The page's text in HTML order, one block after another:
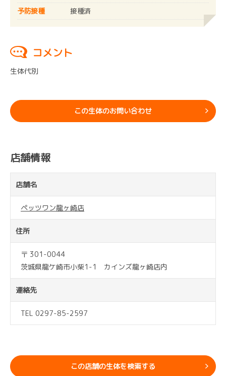
予防接種
接種済
コメント
生体代別
この生体のお問い合わせ
店舗情報
店舗名
ペッツワン龍ヶ崎店
住所
〒 301-0044
茨城県龍ケ崎市小柴1-1 カインズ龍ヶ崎店内
連絡先
TEL 0297-85-2597
この店舗の生体を検索する